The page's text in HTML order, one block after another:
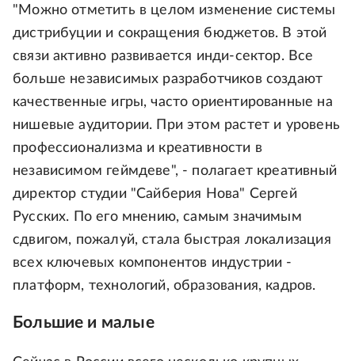
"Можно отметить в целом изменение системы
дистрибуции и сокращения бюджетов. В этой
связи активно развивается инди-сектор. Все
больше независимых разработчиков создают
качественные игры, часто ориентированные на
нишевые аудитории. При этом растет и уровень
профессионализма и креативности в
независимом геймдеве", - полагает креативный
директор студии "Сайберия Нова" Сергей
Русских. По его мнению, самым значимым
сдвигом, пожалуй, стала быстрая локализация
всех ключевых компонентов индустрии -
платформ, технологий, образования, кадров.
Большие и малые